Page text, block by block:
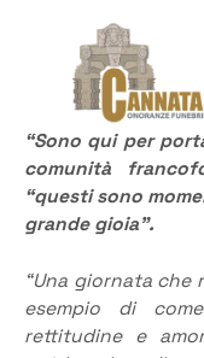
“Sono qui per
comunità
“questi sono
grande gioia”.
“Una giornata
esempio di
rettitudine e